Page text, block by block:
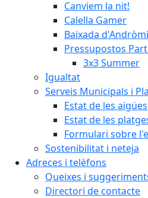
Canviem la nit!
Calella Gamer
Baixada
Pressupostos
3x3 Summer
Igualtat
Serveis Municipals i
Estat de les aigües
Estat de les
Formulari sobre
Sostenibilitat i neteja
Adreces i telèfons
Queixes i
Directori de contacte